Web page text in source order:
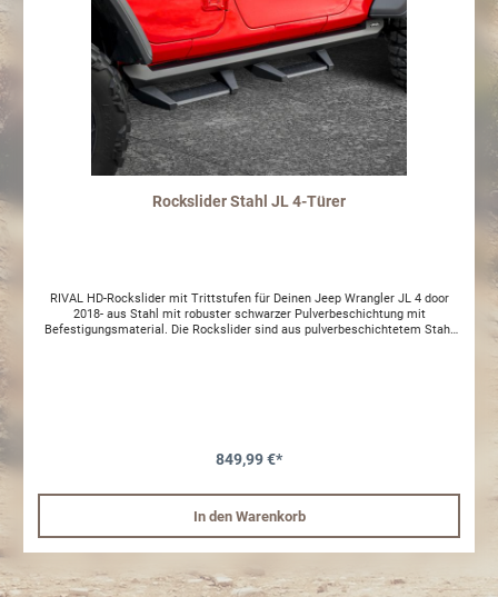
Rockslider Stahl JL 4-Türer
RIVAL HD-Rockslider mit Trittstufen für Deinen Jeep Wrangler JL 4 door
2018- aus Stahl mit robuster schwarzer Pulverbeschichtung mit
Befestigungsmaterial. Die Rockslider sind aus pulverbeschichtetem Stahl
849,99 €*
In den Warenkorb